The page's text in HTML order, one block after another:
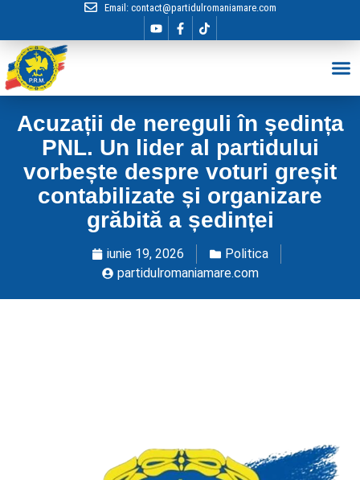
Email: contact@partidulromaniamare.com
Acuzații de nereguli în ședința
PNL. Un lider al partidului
vorbește despre voturi greșit
contabilizate și organizare
grăbită a ședinței
iunie 19, 2026
Politica
partidulromaniamare.com